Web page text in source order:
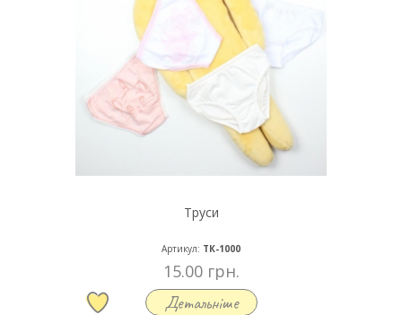
Труси
Артикул: ТК-1000
15.00 грн.
Детальніше